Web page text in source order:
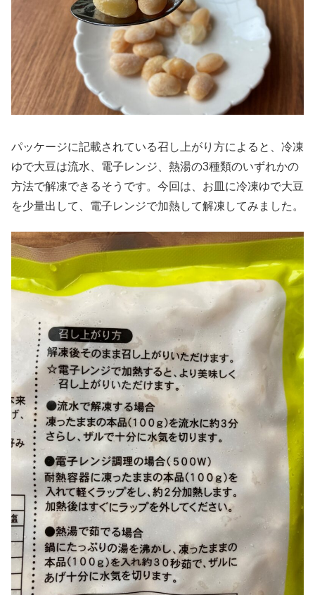
パッケージに記載されている召し上がり方によると、冷凍
ゆで大豆は流水、電子レンジ、熱湯の3種類のいずれかの
方法で解凍できるそうです。今回は、お皿に冷凍ゆで大豆
を少量出して、電子レンジで加熱して解凍してみました。